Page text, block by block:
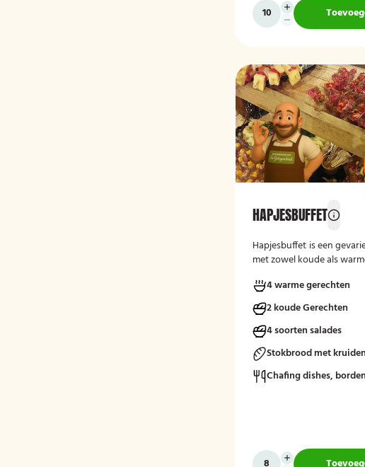
HAPJESBUFFET
Hapjesbuffet is een
met zowel koude als
bedrijfsborrels en andere
gelegenheden. Het buffet
informele en smaakvolle
gasten te laten genieten van
verschillende kleine
een traditioneel diner te
4 warme gerechten
2 koude Gerechten
4 soorten salades
Stokbrood met
Chafing dishes,